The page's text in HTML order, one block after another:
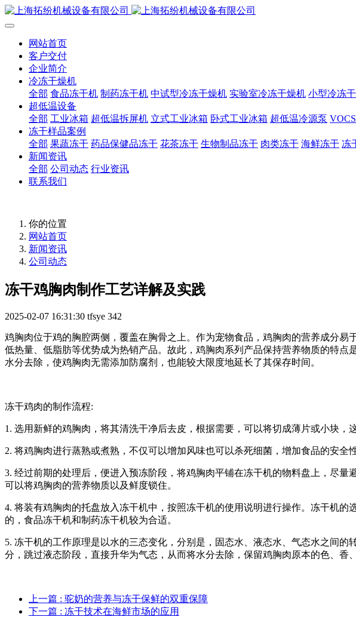
网站首页
客户交付
企业简介
冷冻干燥机
全部 食品冻干机 制药冻干机 中试型冷冻干燥机 实验室冷冻干燥机 小型冷冻
超低温设备
全部 工业冰箱 超低温拆屏机 立式工业冰箱 卧式工业冰箱 超低温冷源泵
冻干样品案例
全部 果蔬冻干 药品保健品冻干 花茶冻干 生物制品冻干 肉类冻干 海鲜冻干 冻
新闻资讯
全部 公司动态 行业资讯
联系我们
你的位置
网站首页
新闻资讯
公司动态
冻干鸡胸肉制作工艺详解及实践
2025-02-07 16:31:30 tfsye 342
鸡胸肉位于鸡的胸腔两侧，覆盖在胸骨之上。作为宠物食品，鸡胸肉的营养成分
低热量、低脂肪等优势成为热销产品。故此，鸡胸肉系列产品保持营养物质的特
水分去除，使鸡胸肉无需添加防腐剂，也能较大限度地延长了其保存时间。
冻干鸡肉的制作流程:
1. 选用新鲜的鸡胸肉，将其清洗干净后去皮，根据需要，可以将切成薄片或小块，
2. 将鸡胸肉进行蒸熟或煮熟，不仅可以增加风味也可以杀死细菌，增加食品的安全性
3. 经过前期的处理后，便进入预冻阶段，将鸡胸肉平铺在冻干机的物料盘上，尽
可以将鸡胸肉的营养物质以及鲜度锁住。
4. 将装有鸡胸肉的托盘放入冻干机中，按照冻干机的使用说明进行操作。冻干机
的，食品冻干机和制药冻干机较为合适。
5. 冻干机的工作原理是以水的三态变化，分别是，固态水、液态水、气态水之间
分，跳过液态阶段，直接升华为气态，从而将水分去除，保留鸡胸肉原本的色、香
上一篇 : 驼奶的营养与冻干保鲜的双重保障
下一篇 : 冻干技术在海鲜市场的应用